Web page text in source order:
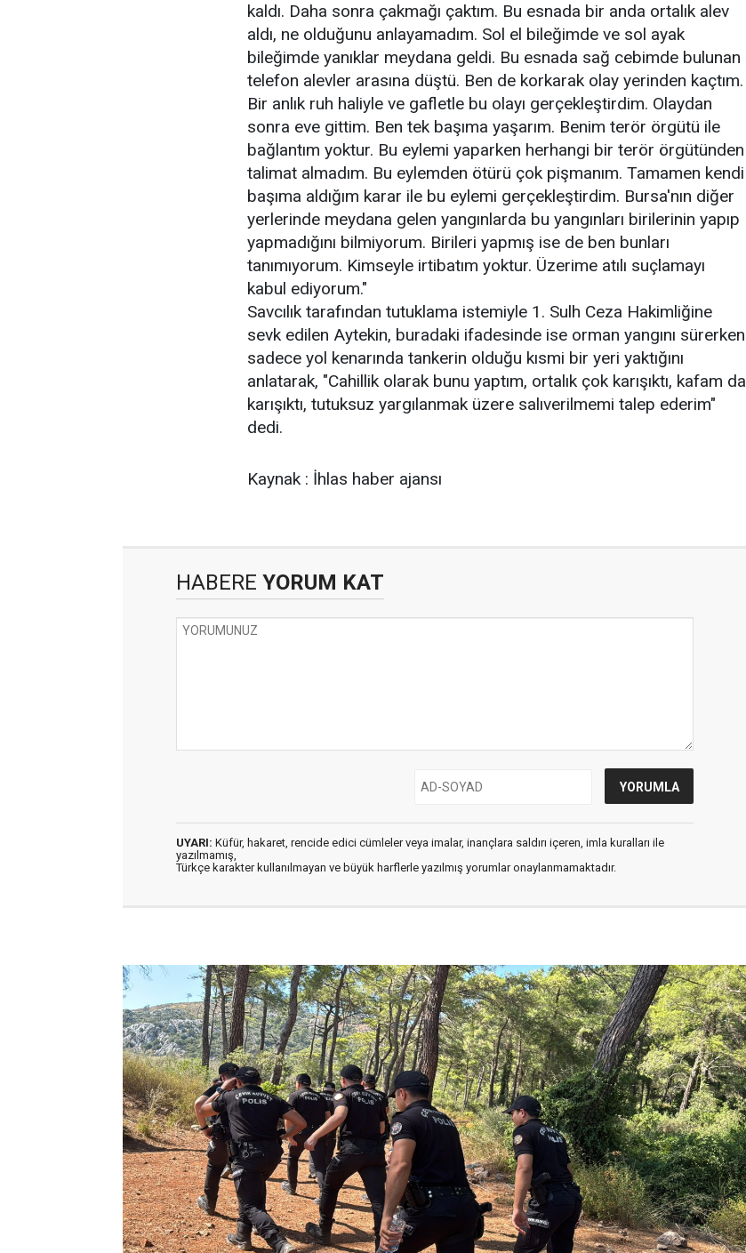
kaldı. Daha sonra çakmağı çaktım. Bu esnada bir anda ortalık alev
aldı, ne olduğunu anlayamadım. Sol el bileğimde ve sol ayak
bileğimde yanıklar meydana geldi. Bu esnada sağ cebimde bulunan
telefon alevler arasına düştü. Ben de korkarak olay yerinden kaçtım.
Bir anlık ruh haliyle ve gafletle bu olayı gerçekleştirdim. Olaydan
sonra eve gittim. Ben tek başıma yaşarım. Benim terör örgütü ile
bağlantım yoktur. Bu eylemi yaparken herhangi bir terör örgütünden
talimat almadım. Bu eylemden ötürü çok pişmanım. Tamamen kendi
başıma aldığım karar ile bu eylemi gerçekleştirdim. Bursa'nın diğer
yerlerinde meydana gelen yangınlarda bu yangınları birilerinin yapıp
yapmadığını bilmiyorum. Birileri yapmış ise de ben bunları
tanımıyorum. Kimseyle irtibatım yoktur. Üzerime atılı suçlamayı
kabul ediyorum."
Savcılık tarafından tutuklama istemiyle 1. Sulh Ceza Hakimliğine
sevk edilen Aytekin, buradaki ifadesinde ise orman yangını sürerken
sadece yol kenarında tankerin olduğu kısmi bir yeri yaktığını
anlatarak, "Cahillik olarak bunu yaptım, ortalık çok karışıktı, kafam da
karışıktı, tutuksuz yargılanmak üzere salıverilmemi talep ederim"
dedi.
Kaynak : İhlas haber ajansı
HABERE YORUM KAT
UYARI: Küfür, hakaret, rencide edici cümleler veya imalar, inançlara saldırı içeren, imla kuralları ile
yazılmamış,
Türkçe karakter kullanılmayan ve büyük harflerle yazılmış yorumlar onaylanmamaktadır.